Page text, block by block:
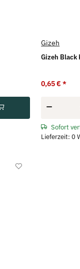
Gizeh
Gizeh Black
0,65 €*
Sofort
Lieferzeit: 0